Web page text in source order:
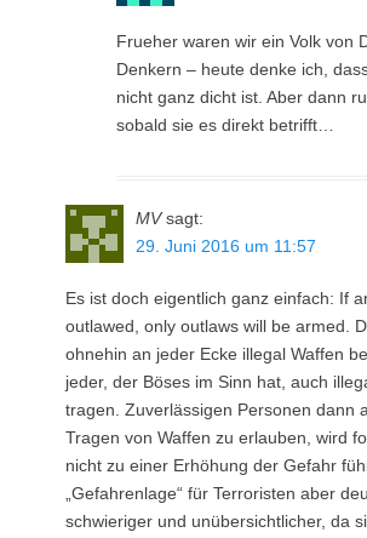
Frueher waren wir ein Volk von
Denkern – heute denke ich,
nicht ganz dicht ist. Aber dann
sobald sie es direkt betrifft…
MV sagt:
29. Juni 2016 um 11:57
Es ist doch eigentlich ganz einfach: If
outlawed, only outlaws will be armed.
ohnehin an jeder Ecke illegal Waffen
jeder, der Böses im Sinn hat, auch
tragen. Zuverlässigen Personen dann
Tragen von Waffen zu erlauben, wird
nicht zu einer Erhöhung der Gefahr
„Gefahrenlage“ für Terroristen aber
schwieriger und unübersichtlicher, da